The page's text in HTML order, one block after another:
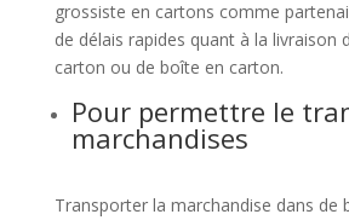
grossiste en cartons comme
de délais rapides quant à la livraison
carton ou de boîte en carton.
Pour permettre le
marchandises
Transporter la marchandise dans de